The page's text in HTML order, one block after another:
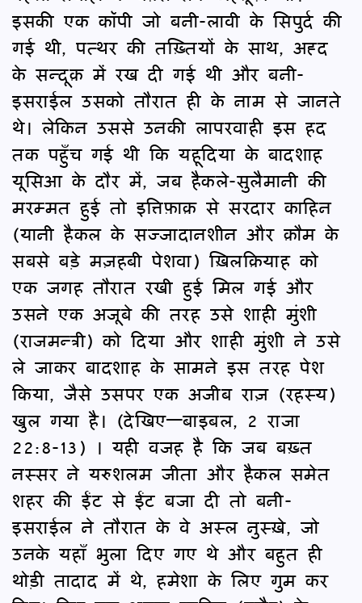
इसकी एक कॉपी जो बनी-लावी के सिपुर्द की
गई थी, पत्थर की तख़्तियों के साथ, अह्द
के सन्दूक़ में रख दी गई थी और बनी-
इसराईल उसको तौरात ही के नाम से जानते
थे। लेकिन उससे उनकी लापरवाही इस हद
तक पहुँच गई थी कि यहूदिया के बादशाह
यूसिआ के दौर में, जब हैकले-सुलैमानी की
मरम्मत हुई तो इत्तिफ़ाक़ से सरदार काहिन
(यानी हैकल के सज्जादानशीन और क़ौम के
सबसे बड़े मज़हबी पेशवा) ख़िलक़ियाह को
एक जगह तौरात रखी हुई मिल गई और
उसने एक अजूबे की तरह उसे शाही मुंशी
(राजमन्त्री) को दिया और शाही मुंशी ने उसे
ले जाकर बादशाह के सामने इस तरह पेश
किया, जैसे उसपर एक अजीब राज़ (रहस्य)
खुल गया है। (देखिए—बाइबल, 2 राजा
22:8-13) । यही वजह है कि जब बख़्त
नस्सर ने यरुशलम जीता और हैकल समेत
शहर की ईंट से ईंट बजा दी तो बनी-
इसराईल ने तौरात के वे अस्ल नुस्ख़े, जो
उनके यहाँ भुला दिए गए थे और बहुत ही
थोड़ी तादाद में थे, हमेशा के लिए गुम कर